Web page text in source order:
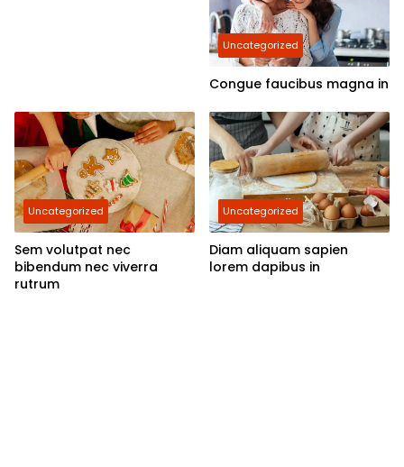
Uncategorized
Congue faucibus magna in
Uncategorized
Sem volutpat nec
bibendum nec viverra
rutrum
Uncategorized
Diam aliquam sapien
lorem dapibus in